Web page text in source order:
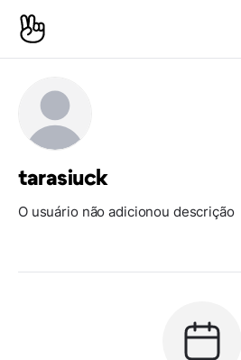
tarasiuck
O usuário não adicionou descrição